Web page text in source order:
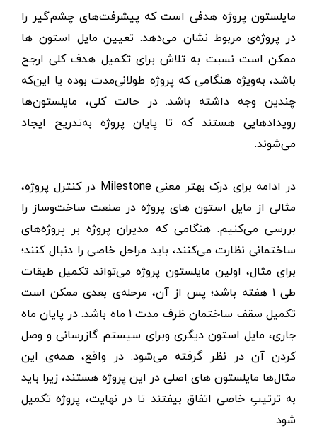
مایلستون پروژه هدفی است که پیشرفت‌‌های چشم‌گیر را
در پروژه‌ی مربوط نشان می‌دهد. تعیین مایل استون ها
ممکن است نسبت به تلاش برای تکمیل هدف کلی ارجح‌
باشد، به‌ویژه هنگامی که پروژه طولانی‌مدت بوده یا این‌که
چندین وجه داشته ‌باشد. در حالت کلی، مایلستون‌ها
رویدادهایی هستند که تا پایان پروژه به‌تدریج ایجاد
می‌شوند.
در ادامه برای درک بهتر معنی Milestone در کنترل پروژه،
مثالی از مایل استون های پروژه در صنعت ساخت‌وساز را
بررسی می‌کنیم. هنگامی که مدیران پروژه بر پروژه‌های
ساختمانی نظارت می‌کنند، باید مراحل خاصی را دنبال کنند؛
برای مثال، اولین مایلستون پروژه می‌تواند تکمیل طبقات
طی ۱ هفته باشد؛ پس از آن، مرحله‌ی بعدی ممکن است
تکمیل سقف ساختمان ظرف مدت ۱ ماه باشد. در پایان ماه
جاری، مایل استون دیگری وبرای سیستم گازرسانی و وصل
کردن آن در نظر گرفته می‌شود. در واقع، همه‌ی این
مثال‌ها مایلستون های اصلی در این پروژه هستند، زیرا باید
به ترتیبِ خاصی اتفاق بیفتند تا در نهایت، پروژه تکمیل
شود.